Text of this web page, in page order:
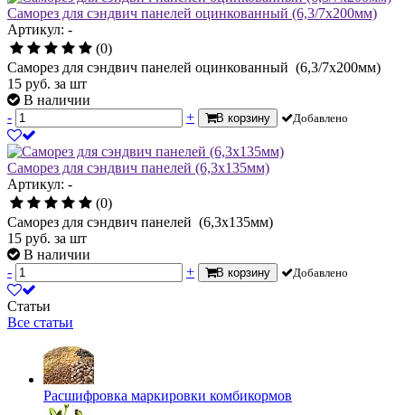
Саморез для сэндвич панелей оцинкованный (6,3/7х200мм)
Артикул: -
(0)
Саморез для сэндвич панелей оцинкованный (6,3/7х200мм)
15 руб. за шт
В наличии
-
+ В корзину Добавлено
Саморез для сэндвич панелей (6,3х135мм)
Артикул: -
(0)
Саморез для сэндвич панелей (6,3х135мм)
15 руб. за шт
В наличии
-
+ В корзину Добавлено
Статьи
Все статьи
Расшифровка маркировки комбикормов